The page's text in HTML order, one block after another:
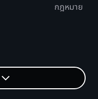
กฎหมาย